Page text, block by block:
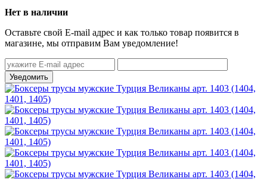
Нет в наличии
Оставьте свой E-mail адрес и как только товар появится в
магазине, мы отправим Вам уведомление!